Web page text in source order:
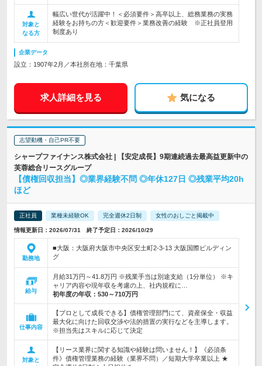
対象と
なる方
幅広い世代が活躍中！＜必須要件＞高卒以上、総務業務の実務
経験をお持ちの方＜歓迎要件＞業務改善の経験 ※正社員登用
制度あり
企業データ
設立：1907年2月／本社所在地：千葉県
求人詳細を見る 気になる
志望動機・自己PR不要
シャープファイナンス株式会社 | 【安定成長】9期連続過去最高益更新中の
芙蓉総合リースグループ
【債権回収担当】◎業界経験不問 ◎年休127日 ◎残業平均20h
ほど
正社員 業種未経験OK 完全週休2日制 女性のおしごと掲載中
情報更新日：2026/07/31 終了予定日：2026/10/29
勤務地
■大阪：大阪府大阪市中央区安土町2-3-13 大阪国際ビルディン
グ
給与
月給31万円～41.8万円 ※残業手当は別途支給（1分単位） ※キ
ャリア内容や現年収を考慮の上、社内規程に…
初年度の年収： 530～710万円
仕事内容
【プロとして成長できる】債権管理部門にて、資産保全・収益
最大化に向けた回収交渉や法的措置の実行などを主導します。
※担当先はスキルに応じて決定
対象と
【リース業界に関する知識や経験は問いません！】《必須条
件》債権管理業務の経験（業界不問）／短期大学卒業以上 ★